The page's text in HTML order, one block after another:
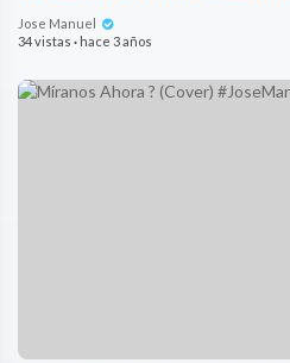
Jose Manuel
34 vistas · hace 3 años